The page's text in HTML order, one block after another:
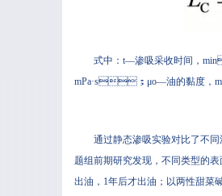
式中：t—渗吸采收时间
mPa·s；μo—油的黏度，
通过静态渗吸实验对比了不同渗
题组前期研究发现，不同类型的
出油，1年后才出油；以两性